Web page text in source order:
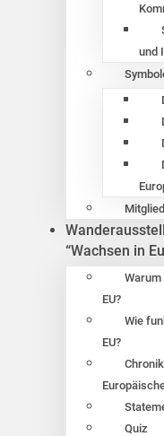
und
“Wachsen in
EU?
Wie
EU?
Quiz